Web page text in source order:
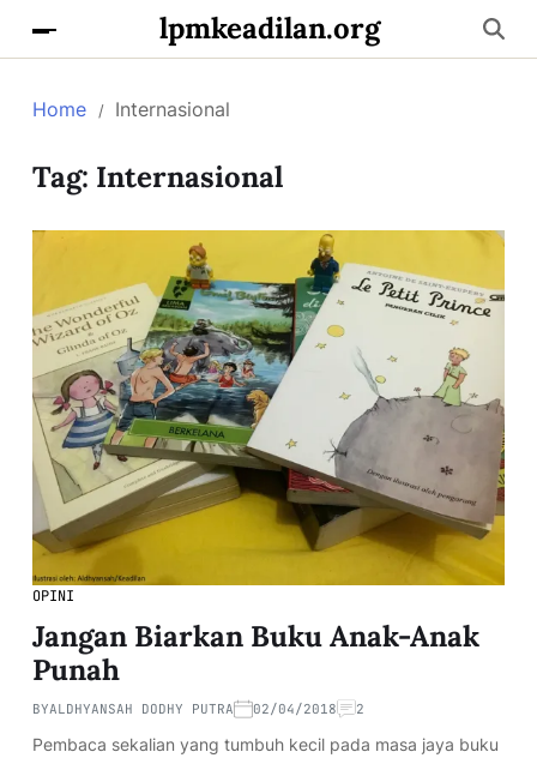
lpmkeadilan.org
Home Internasional
Tag: Internasional
OPINI
Jangan Biarkan Buku Anak-Anak
Punah
BYALDHYANSAH DODHY PUTRA 02/04/2018 2
Pembaca sekalian yang tumbuh kecil pada masa jaya buku